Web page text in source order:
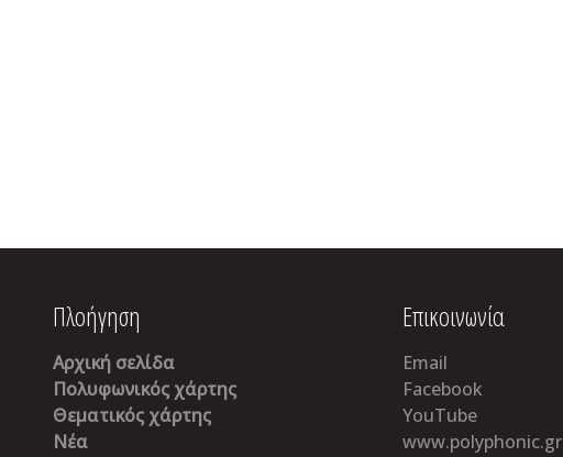
Πλοήγηση
Αρχική σελίδα
Πολυφωνικός χάρτης
Θεματικός χάρτης
Νέα
Επικοινωνία
Email
Facebook
YouTube
www.polyphonic.gr